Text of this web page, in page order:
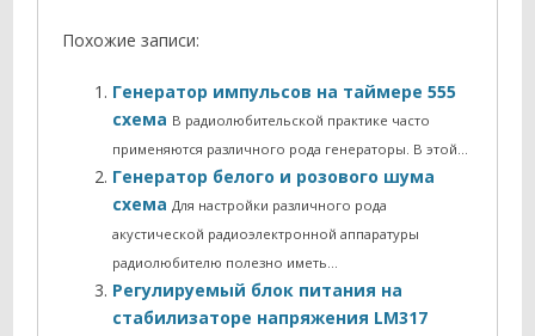
Похожие записи:
Генератор импульсов на таймере 555
схема В радиолюбительской практике часто
применяются различного рода генераторы. В этой…
Генератор белого и розового шума
схемаДля настройки различного рода
акустической радиоэлектронной аппаратуры
радиолюбителю полезно иметь…
Регулируемый блок питания на
стабилизаторе напряжения LM317